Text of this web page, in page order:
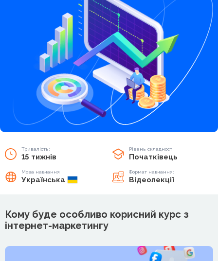
Тривалість:
15 тижнів
Рівень складності
Початківець
Мова навчання
Українська
Формат навчання:
Відеолекції
Кому буде особливо корисний курс з
інтернет-маркетингу